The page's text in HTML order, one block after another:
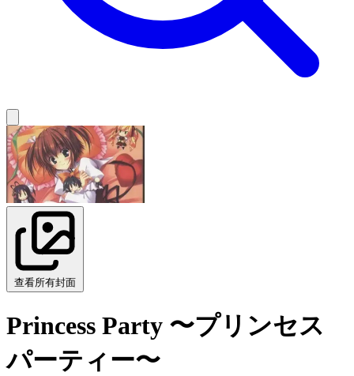
查看所有封面
Princess Party 〜プリンセス
パーティー〜